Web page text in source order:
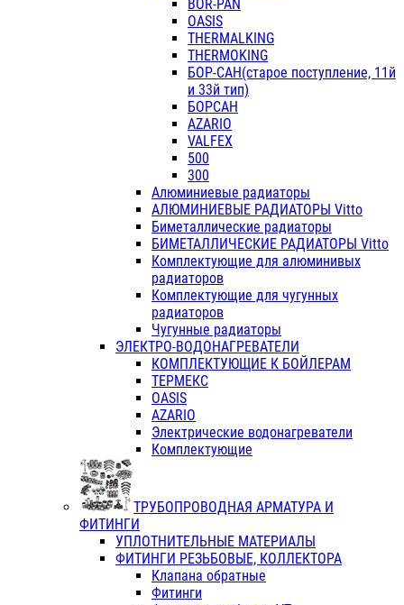
BOR-PAN
OASIS
THERMALKING
THERMOKING
БОР-САН(старое поступление, 11й
и 33й тип)
БОРСАН
AZARIO
VALFEX
500
300
Алюминиевые радиаторы
АЛЮМИНИЕВЫЕ РАДИАТОРЫ Vitto
Биметаллические радиаторы
БИМЕТАЛЛИЧЕСКИЕ РАДИАТОРЫ Vitto
Комплектующие для алюминивых
радиаторов
Комплектующие для чугунных
радиаторов
Чугунные радиаторы
ЭЛЕКТРО-ВОДОНАГРЕВАТЕЛИ
КОМПЛЕКТУЮЩИЕ К БОЙЛЕРАМ
ТЕРМЕКС
OASIS
AZARIO
Электрические водонагреватели
Комплектующие
ТРУБОПРОВОДНАЯ АРМАТУРА И
ФИТИНГИ
УПЛОТНИТЕЛЬНЫЕ МАТЕРИАЛЫ
ФИТИНГИ РЕЗЬБОВЫЕ, КОЛЛЕКТОРА
Клапана обратные
Фитинги